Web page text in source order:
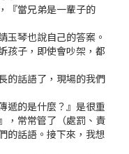
『當兄弟是一輩子的
玉琴也說自己的答案。
孩子，即使會吵架，都
的話語了，現場的我們
遞的是什麼？』是很重
，常常管了（處罰、責
的話語。接下來，我想